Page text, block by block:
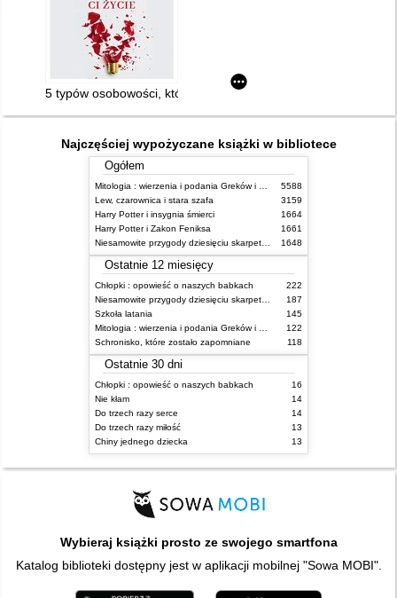
5 typów osobowości, które mogą zniszczyć ci życie
Najczęściej wypożyczane książki w bibliotece
Ogółem
Mitologia : wierzenia i podania Greków i Rzymian
5588
Lew, czarownica i stara szafa
3159
Harry Potter i insygnia śmierci
1664
Harry Potter i Zakon Feniksa
1661
Niesamowite przygody dziesięciu skarpetek (czterech prawych i sześciu lewych)
1648
Ostatnie 12 miesięcy
Chłopki : opowieść o naszych babkach
222
Niesamowite przygody dziesięciu skarpetek (czterech prawych i sześciu lewych)
187
Szkoła latania
145
Mitologia : wierzenia i podania Greków i Rzymian
122
Schronisko, które zostało zapomniane
118
Ostatnie 30 dni
Chłopki : opowieść o naszych babkach
16
Nie kłam
14
Do trzech razy serce
14
Do trzech razy miłość
13
Chiny jednego dziecka
13
Wybieraj książki prosto ze swojego smartfona
Katalog biblioteki dostępny jest w aplikacji mobilnej "Sowa MOBI".